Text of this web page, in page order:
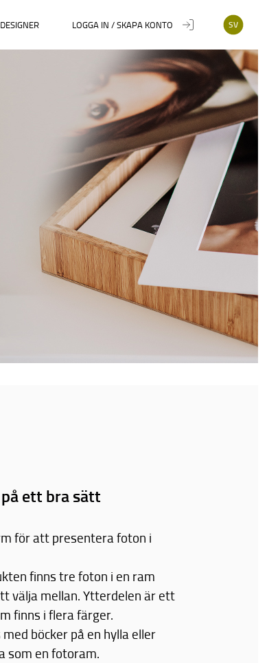
SV
LOGGA IN / SKAPA KONTO
ett bra sätt
för att presentera foton i
finns tre foton i en ram
välja mellan. Ytterdelen är ett
finns i flera färger.
böcker på en hylla eller
som en fotoram.